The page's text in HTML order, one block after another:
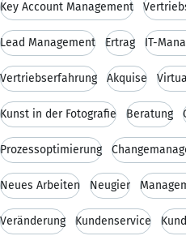
Key Account Management
Lead Management Ertrag IT-
Vertriebserfahrung Akquise
Kunst in der Fotografie Beratung
Prozessoptimierung
Neues Arbeiten Neugier
Veränderung Kundenservice